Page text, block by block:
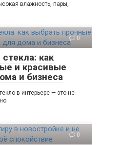
влажность, пары,
0
как
и красивые
и бизнеса
в интерьере — это не
0